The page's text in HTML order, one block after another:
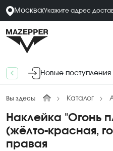
Москва(Укажите адрес
Новые поступления
Вы здесь: Каталог
Наклейка "Огонь
(жёлто-красная,
правая